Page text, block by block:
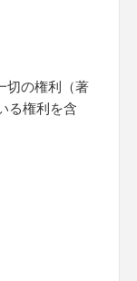
切の権利（著
る権利を含